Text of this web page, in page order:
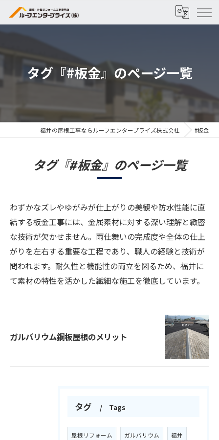
タグ『#板金』のページ一覧
福井の屋根工事ならルーフエンタープライズ株式会社 #板金
タグ『#板金』のページ一覧
わずかなズレやゆがみが仕上がりの美観や防水性能に直
結する板金工事には、金属素材に対する深い理解と緻密
な技術が欠かせません。雨仕舞いの完成度や全体の仕上
がりを左右する重要な工程であり、職人の経験と技術が
問われます。耐久性と機能性の両立を図るため、福井に
て素材の特性を活かした繊細な施工を徹底しています。
ガルバリウム鋼板屋根のメリット
タグ Tags
屋根リフォーム ガルバリウム 福井